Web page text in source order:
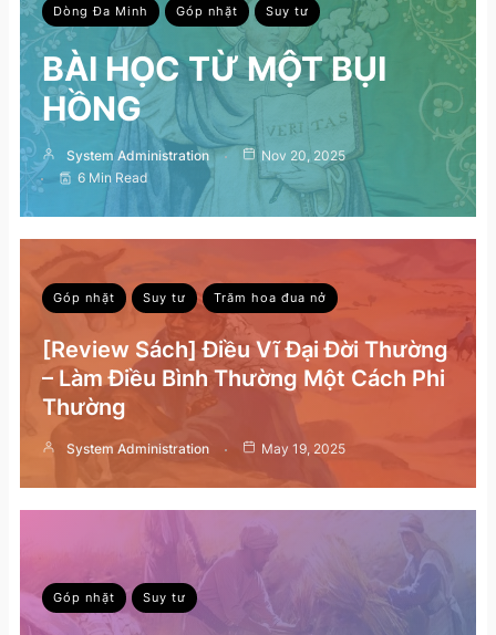
Dòng Đa Minh Góp nhặt Suy tư
BÀI HỌC TỪ MỘT BỤI
HỒNG
System Administration
Nov 20, 2025
6 Min Read
Góp nhặt Suy tư Trăm hoa đua nở
[Review Sách] Điều Vĩ Đại Đời Thường
– Làm Điều Bình Thường Một Cách Phi
Thường
System Administration May 19, 2025
Góp nhặt Suy tư